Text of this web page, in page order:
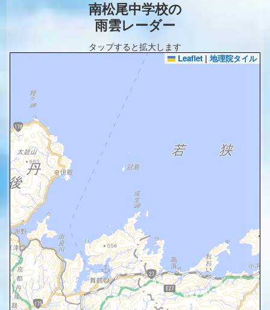
南松尾中学校の
雨雲レーダー
タップすると拡大します
Leaflet | 地理院タイル